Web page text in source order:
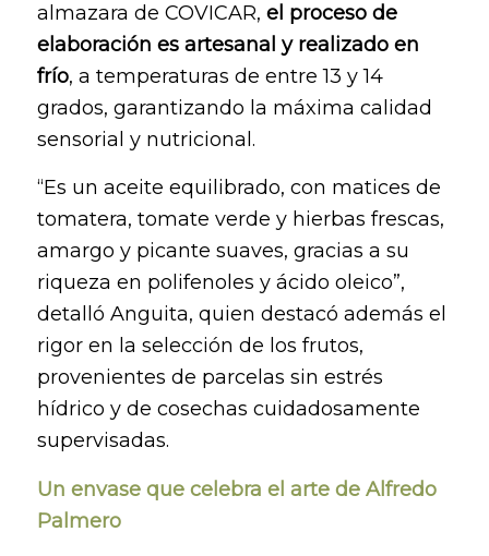
almazara de COVICAR, el proceso de
elaboración es artesanal y realizado en
frío, a temperaturas de entre 13 y 14
grados, garantizando la máxima calidad
sensorial y nutricional.
“Es un aceite equilibrado, con matices de
tomatera, tomate verde y hierbas frescas,
amargo y picante suaves, gracias a su
riqueza en polifenoles y ácido oleico”,
detalló Anguita, quien destacó además el
rigor en la selección de los frutos,
provenientes de parcelas sin estrés
hídrico y de cosechas cuidadosamente
supervisadas.
Un envase que celebra el arte de Alfredo
Palmero